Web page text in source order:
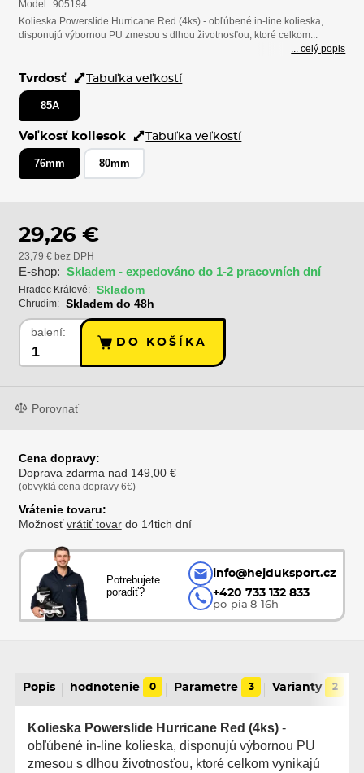
Model
905194
Kolieska Powerslide Hurricane Red (4ks) - obľúbené in-line kolieska,
disponujú výbornou PU zmesou s dlhou životnosťou, ktoré celkom...
... celý popis
Tvrdosť Tabuľka veľkostí
85A
Veľkosť koliesok Tabuľka veľkostí
76mm 80mm
29,26 €
23,79 € bez DPH
E-shop: Skladem - expedováno do 1-2 pracovních dní
Hradec Králové: Skladom
Chrudim: Skladem do 48h
balení:
DO KOŠÍKA
Porovnať
Cena dopravy:
Doprava zdarma nad 149,00 €
(obvyklá cena dopravy 6€)
Vrátenie tovaru:
Možnosťvrátiť tovardo 14tich dní
Potrebujete
poradiť?
info@hejduksport.cz
+420 733 132 833
po-pia 8-16h
Popis hodnotenie 0 Parametre 3 Varianty 2
Kolieska Powerslide Hurricane Red (4ks) -
obľúbené in-line kolieska, disponujú výbornou PU
zmesou s dlhou životnosťou, ktoré celkom vynikajú